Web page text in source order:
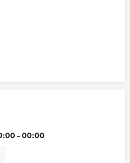
- 00:00